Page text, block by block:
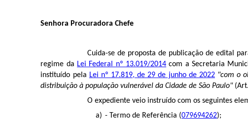
Senhora Procuradora Chefe
Cuida-se de proposta de publicação de edital
regime da Lei Federal nº 13.019/2014 com a Secretaria
instituído pela Lei nº 17.819, de 29 de junho de 2022 "com o
distribuição à população vulnerável da Cidade de São Paulo"
O expediente veio instruído com os seguintes
- Termo de Referência (079694262);